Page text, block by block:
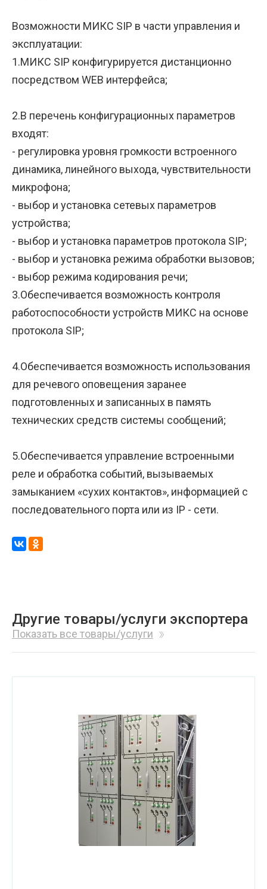
Возможности МИКС SIP в части управления и
эксплуатации:
1.МИКС SIP конфигурируется дистанционно
посредством WEB интерфейса;
2.В перечень конфигурационных параметров
входят:
- регулировка уровня громкости встроенного
динамика, линейного выхода, чувствительности
микрофона;
- выбор и установка сетевых параметров
устройства;
- выбор и установка параметров протокола SIP;
- выбор и установка режима обработки вызовов;
- выбор режима кодирования речи;
3.Обеспечивается возможность контроля
работоспособности устройств МИКС на основе
протокола SIP;
4.Обеспечивается возможность использования
для речевого оповещения заранее
подготовленных и записанных в память
технических средств системы сообщений;
5.Обеспечивается управление встроенными
реле и обработка событий, вызываемых
замыканием «сухих контактов», информацией с
последовательного порта или из IP - сети.
Другие товары/услуги экспортера
Показать все товары/услуги